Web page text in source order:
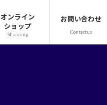
オンライン
ショップ
Shopping
お問い合わせ
Contactus